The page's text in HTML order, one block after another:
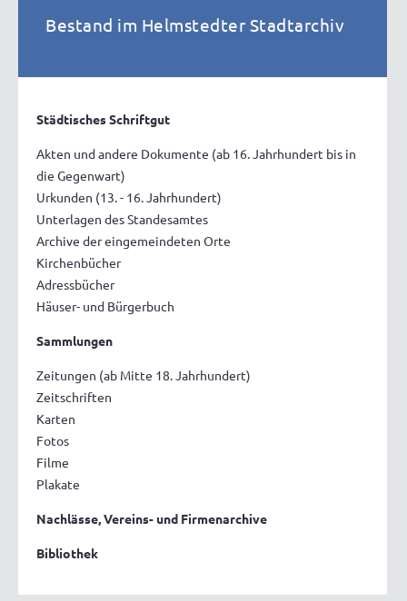
Bestand im Helmstedter Stadtarchiv
Städtisches Schriftgut
Akten und andere Dokumente (ab 16. Jahrhundert bis in
die Gegenwart)
Urkunden (13. - 16. Jahrhundert)
Unterlagen des Standesamtes
Archive der eingemeindeten Orte
Kirchenbücher
Adressbücher
Häuser- und Bürgerbuch
Sammlungen
Zeitungen (ab Mitte 18. Jahrhundert)
Zeitschriften
Karten
Fotos
Filme
Plakate
Nachlässe, Vereins- und Firmenarchive
Bibliothek